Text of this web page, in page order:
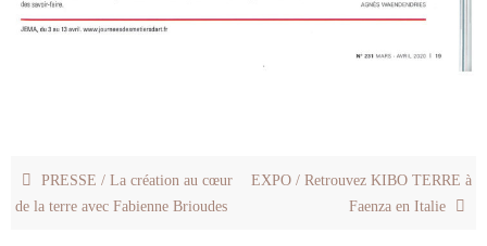
PRESSE / La création au cœur
de la terre avec Fabienne Brioudes
EXPO / Retrouvez KIBO TERRE à
Faenza en Italie